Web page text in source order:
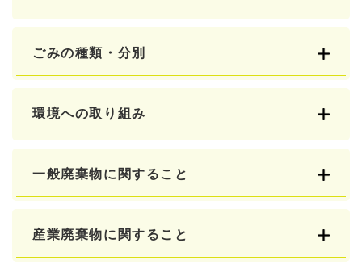
ごみの種類・分別
環境への取り組み
一般廃棄物に関すること
産業廃棄物に関すること